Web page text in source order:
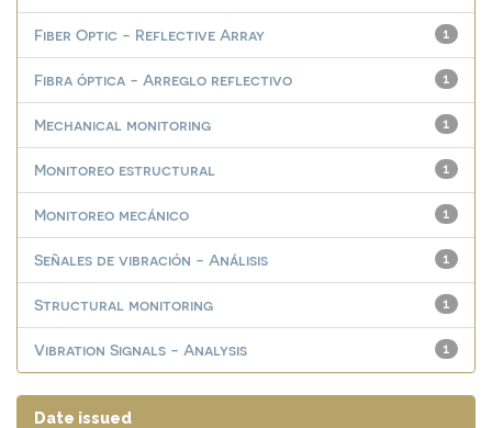
1
Fiber Optic - Reflective Array
1
Fibra óptica - Arreglo reflectivo
1
Mechanical monitoring
1
Monitoreo estructural
1
Monitoreo mecánico
1
Señales de vibración - Análisis
1
Structural monitoring
1
Vibration Signals - Analysis
Date issued